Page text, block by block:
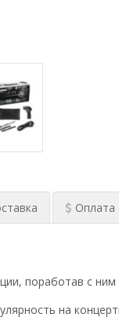
Оплата
поработав с
на